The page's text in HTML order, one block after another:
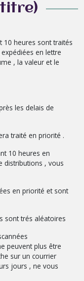
10 heures sont traités
en lettre
, la valeur et le
les delais de
traité en priorité .
10 heures en
distributions , vous
en priorité et sont
sont trés aléatoires
peuvent plus être
sur un courrier
jours , ne vous